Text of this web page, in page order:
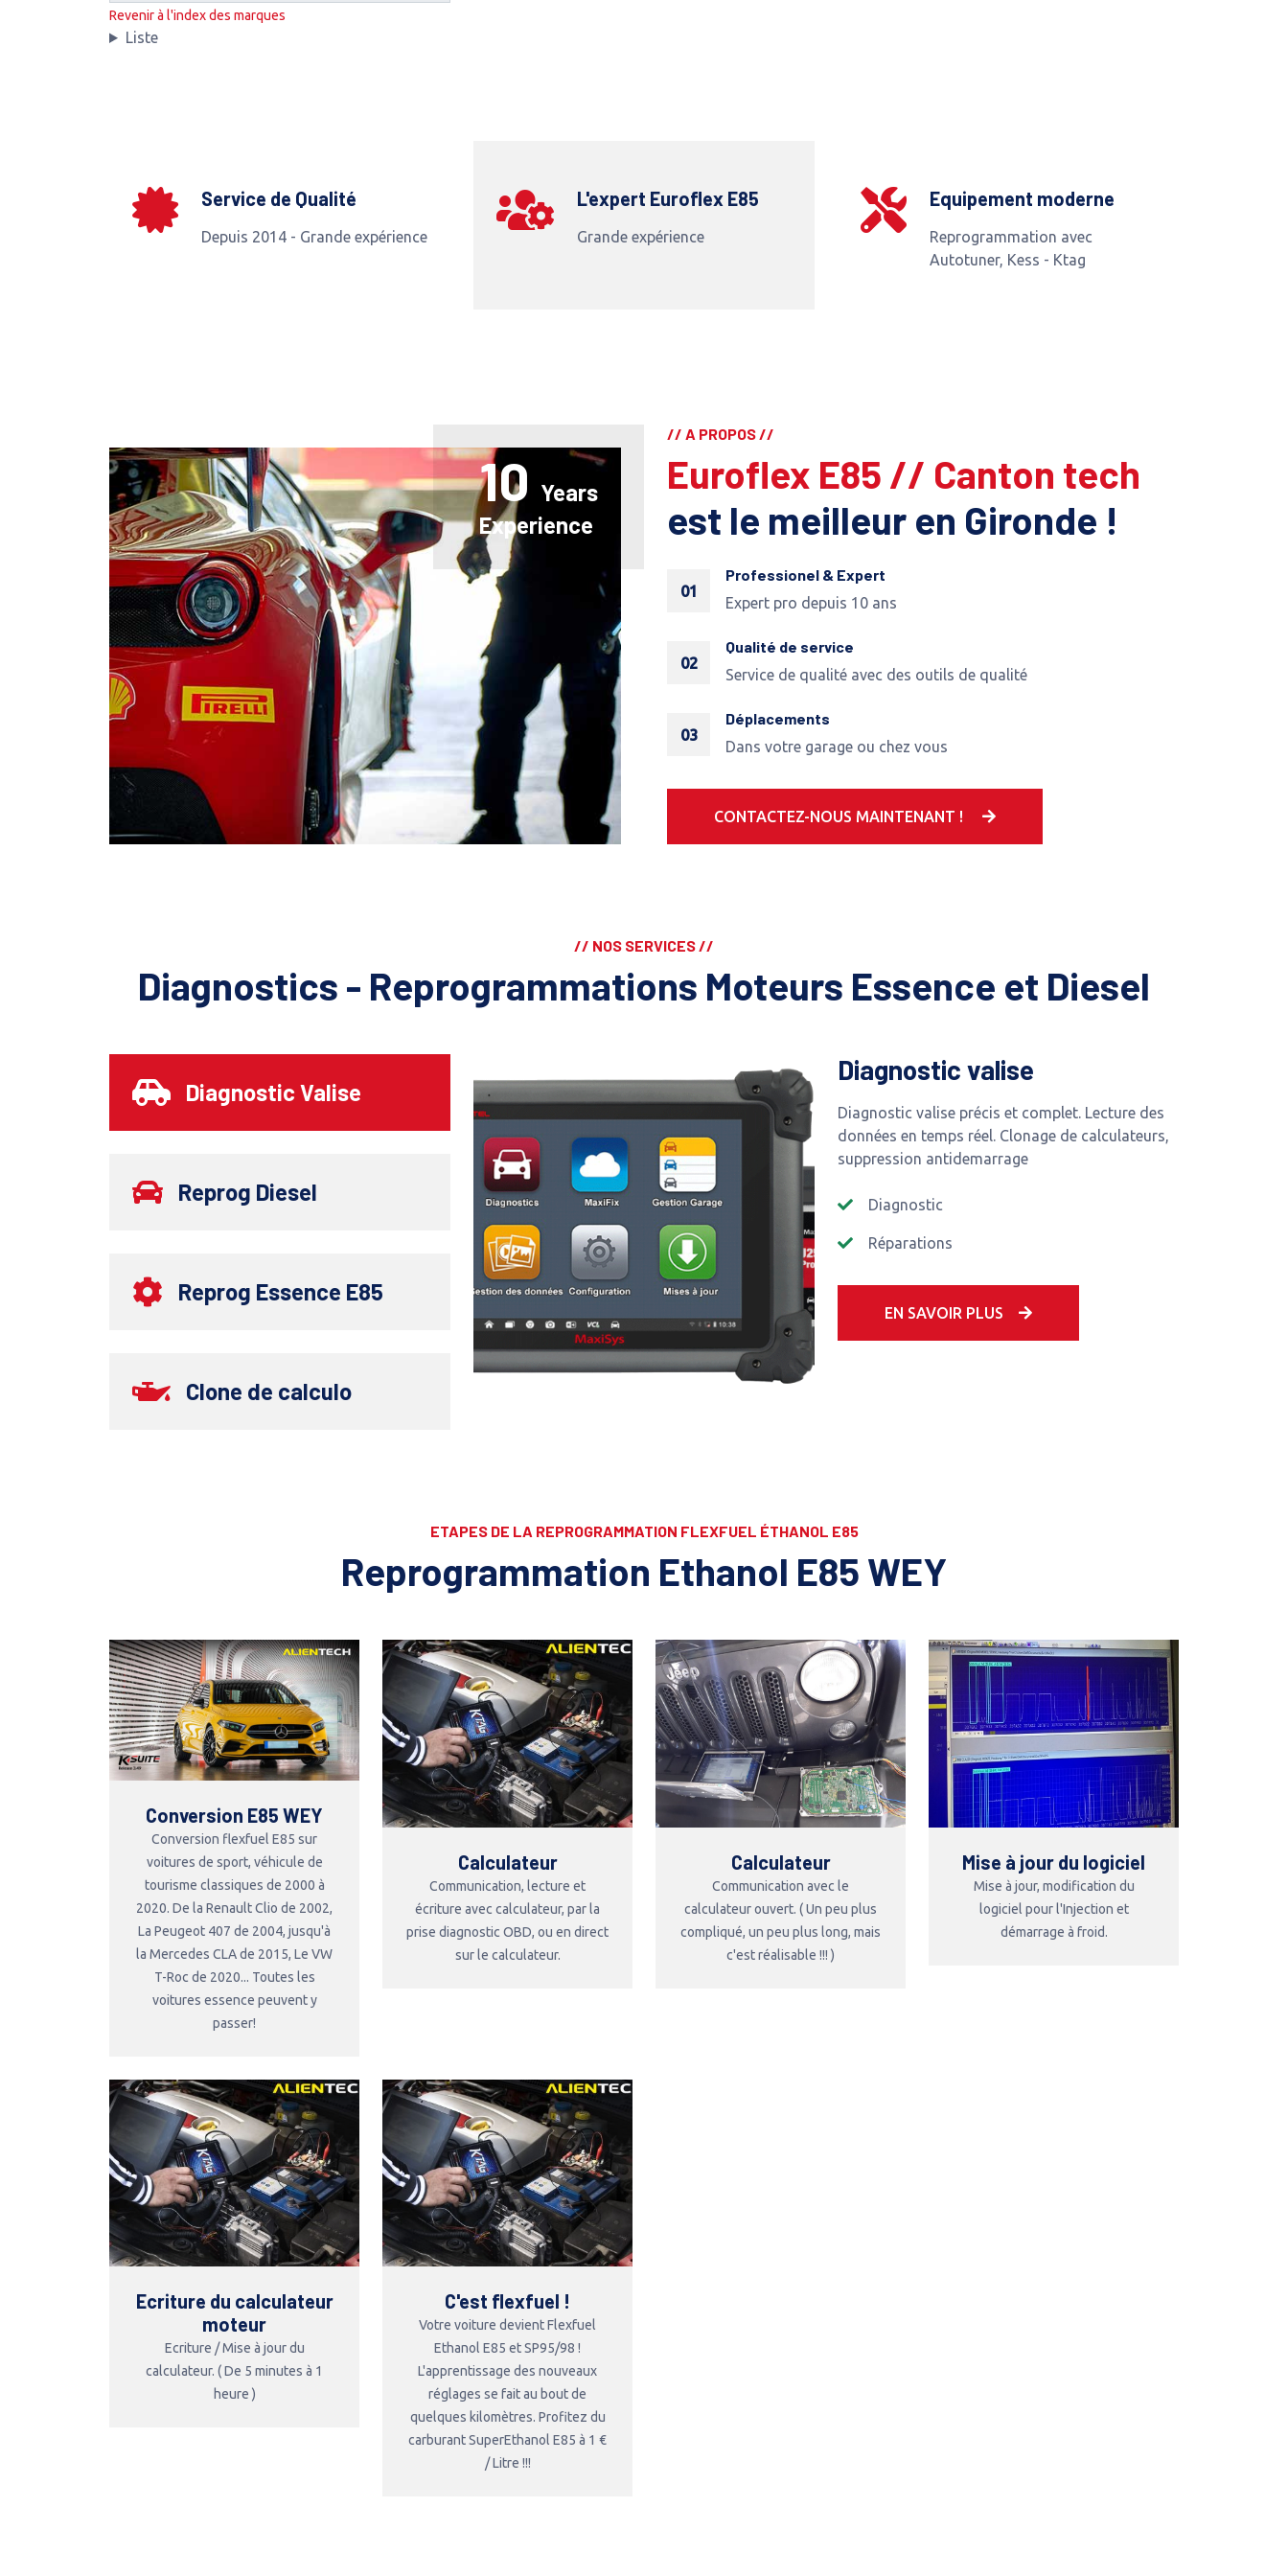
Revenir à l'index des marques
Liste
Service de Qualité
Depuis 2014 - Grande expérience
L'expert Euroflex E85
Grande expérience
Equipement moderne
Reprogrammation avec
Autotuner, Kess - Ktag
10 Years
Experience
// A PROPOS //
Euroflex E85 // Canton tech
est le meilleur en Gironde !
01
Professionel & Expert
Expert pro depuis 10 ans
02
Qualité de service
Service de qualité avec des outils de qualité
03
Déplacements
Dans votre garage ou chez vous
CONTACTEZ-NOUS MAINTENANT !
// NOS SERVICES //
Diagnostics - Reprogrammations Moteurs Essence et Diesel
Diagnostic Valise
Reprog Diesel
Reprog Essence E85
Clone de calculo
Diagnostic valise
Diagnostic valise précis et complet. Lecture des
données en temps réel. Clonage de calculateurs,
suppression antidemarrage
Diagnostic
Réparations
EN SAVOIR PLUS
ETAPES DE LA REPROGRAMMATION FLEXFUEL ÉTHANOL E85
Reprogrammation Ethanol E85 WEY
Conversion E85 WEY
Conversion flexfuel E85 sur
voitures de sport, véhicule de
tourisme classiques de 2000 à
2020. De la Renault Clio de 2002,
La Peugeot 407 de 2004, jusqu'à
la Mercedes CLA de 2015, Le VW
T-Roc de 2020... Toutes les
voitures essence peuvent y
passer!
Calculateur
Communication, lecture et
écriture avec calculateur, par la
prise diagnostic OBD, ou en direct
sur le calculateur.
Calculateur
Communication avec le
calculateur ouvert. ( Un peu plus
compliqué, un peu plus long, mais
c'est réalisable !!! )
Mise à jour du logiciel
Mise à jour, modification du
logiciel pour l'Injection et
démarrage à froid.
Ecriture du calculateur
moteur
Ecriture / Mise à jour du
calculateur. ( De 5 minutes à 1
heure )
C'est flexfuel !
Votre voiture devient Flexfuel
Ethanol E85 et SP95/98 !
L'apprentissage des nouveaux
réglages se fait au bout de
quelques kilomètres. Profitez du
carburant SuperEthanol E85 à 1 €
/ Litre !!!